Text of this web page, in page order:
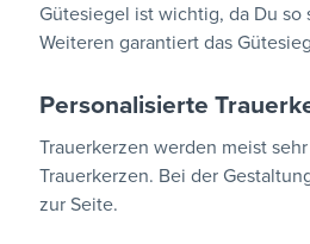
Gütesiegel ist wichtig, da Du
Weiteren garantiert das
Personalisierte
Trauerkerzen werden meist
Trauerkerzen. Bei der
zur Seite.